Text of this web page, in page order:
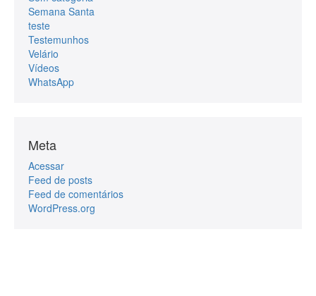
Semana Santa
teste
Testemunhos
Velário
Vídeos
WhatsApp
Meta
Acessar
Feed de posts
Feed de comentários
WordPress.org